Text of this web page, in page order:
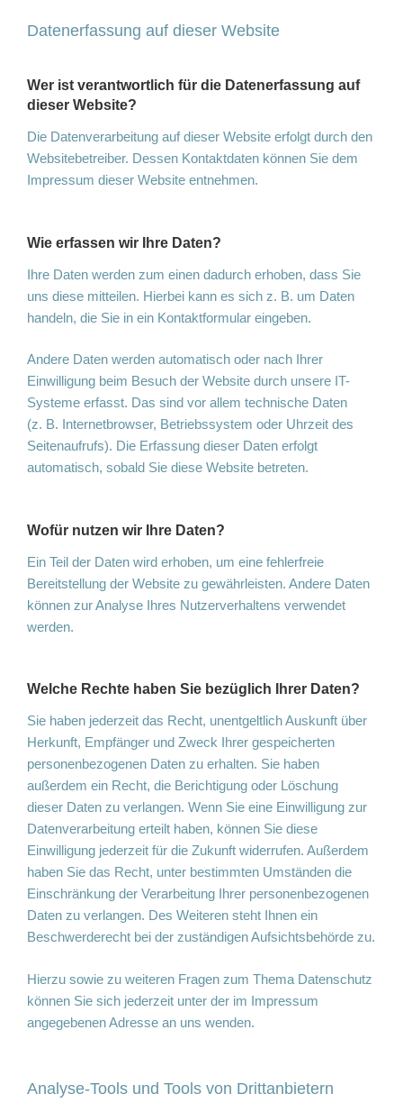
Datenerfassung auf dieser Website
Wer ist verantwortlich für die Datenerfassung auf
dieser Website?
Die Datenverarbeitung auf dieser Website erfolgt durch den
Websitebetreiber. Dessen Kontaktdaten können Sie dem
Impressum dieser Website entnehmen.
Wie erfassen wir Ihre Daten?
Ihre Daten werden zum einen dadurch erhoben, dass Sie
uns diese mitteilen. Hierbei kann es sich z. B. um Daten
handeln, die Sie in ein Kontaktformular eingeben.
Andere Daten werden automatisch oder nach Ihrer
Einwilligung beim Besuch der Website durch unsere IT-
Systeme erfasst. Das sind vor allem technische Daten
(z. B. Internetbrowser, Betriebssystem oder Uhrzeit des
Seitenaufrufs). Die Erfassung dieser Daten erfolgt
automatisch, sobald Sie diese Website betreten.
Wofür nutzen wir Ihre Daten?
Ein Teil der Daten wird erhoben, um eine fehlerfreie
Bereitstellung der Website zu gewährleisten. Andere Daten
können zur Analyse Ihres Nutzerverhaltens verwendet
werden.
Welche Rechte haben Sie bezüglich Ihrer Daten?
Sie haben jederzeit das Recht, unentgeltlich Auskunft über
Herkunft, Empfänger und Zweck Ihrer gespeicherten
personenbezogenen Daten zu erhalten. Sie haben
außerdem ein Recht, die Berichtigung oder Löschung
dieser Daten zu verlangen. Wenn Sie eine Einwilligung zur
Datenverarbeitung erteilt haben, können Sie diese
Einwilligung jederzeit für die Zukunft widerrufen. Außerdem
haben Sie das Recht, unter bestimmten Umständen die
Einschränkung der Verarbeitung Ihrer personenbezogenen
Daten zu verlangen. Des Weiteren steht Ihnen ein
Beschwerderecht bei der zuständigen Aufsichtsbehörde zu.
Hierzu sowie zu weiteren Fragen zum Thema Datenschutz
können Sie sich jederzeit unter der im Impressum
angegebenen Adresse an uns wenden.
Analyse-Tools und Tools von Dritt­anbietern